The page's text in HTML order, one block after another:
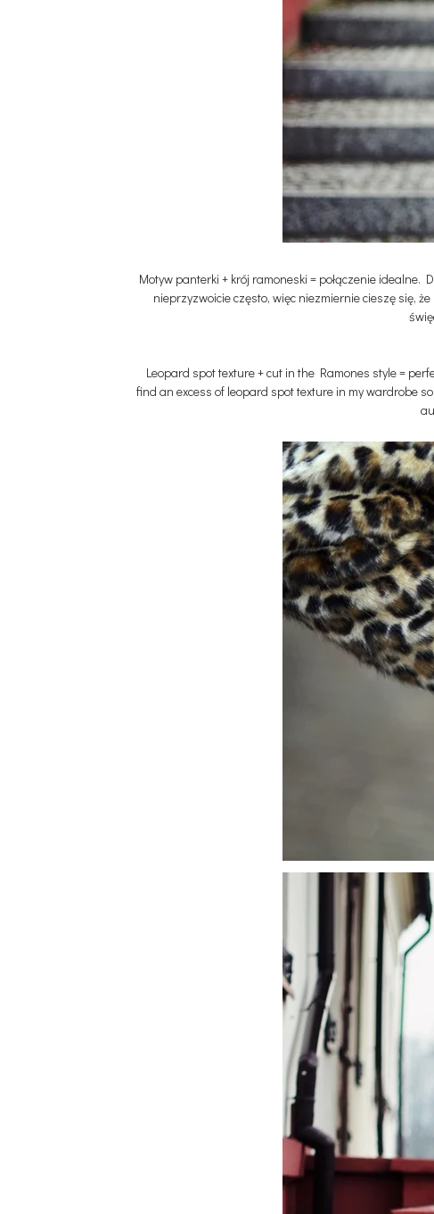
Motyw panterki + krój ramoneski = połączenie idealne.
nieprzyzwoicie często, więc niezmiernie cieszę się,
Leopard spot texture + cut in the Ramones style =
find an excess of leopard spot texture in my wardrobe